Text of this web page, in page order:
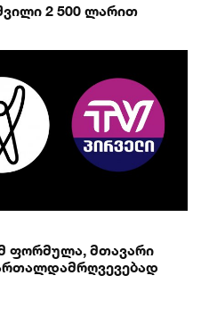
2 500 ლარით
ფორმულა, მთავარი